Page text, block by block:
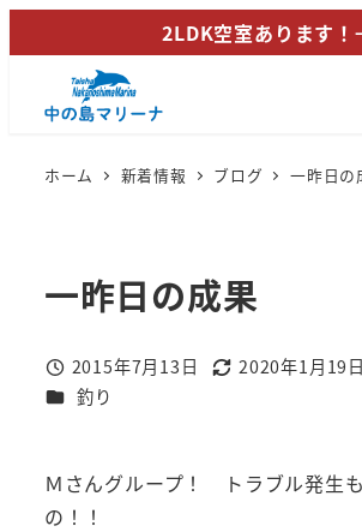
イ
2LDK空室あります
ホーム 新着情報 ブログ 一昨日の
一昨日の成果
投稿日
2015年7月13日
更新日
2020年1月19日
カテゴリー
釣り
Ｍさんグループ！ トラブル発生
の！！